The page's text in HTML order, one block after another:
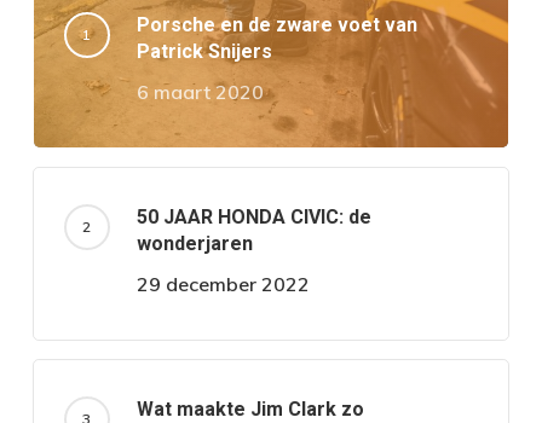
Porsche en de zware voet van
Patrick Snijers
6 maart 2020
50 JAAR HONDA CIVIC: de
wonderjaren
29 december 2022
Wat maakte Jim Clark zo